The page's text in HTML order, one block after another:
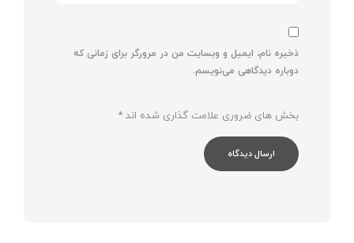
ذخیره نام، ایمیل و وبسایت من در مرورگر برای زمانی که
دوباره دیدگاهی می‌نویسم.
بخش های ضروری علامت گذاری شده اند *